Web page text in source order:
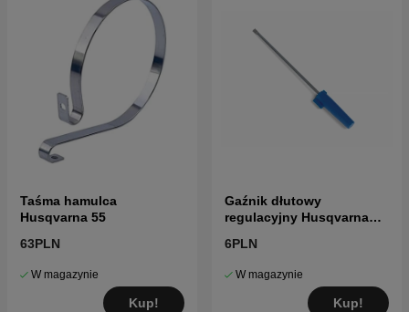
Taśma hamulca
Husqvarna 55
63PLN
W magazynie
Kup!
Gaźnik dłutowy
regulacyjny Husqvarna
6PLN
W magazynie
Kup!